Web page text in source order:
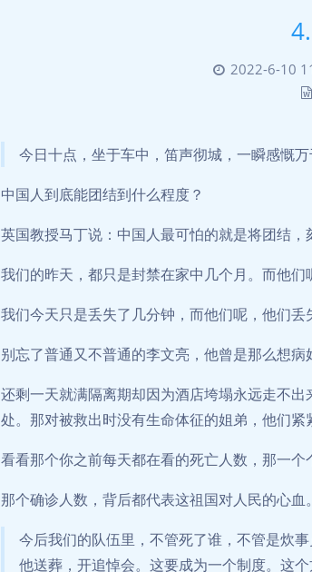
2022-6-10
今日十点，坐于车中，笛声彻城，一瞬感慨万
中国人到底能团结到什么程度？
英国教授马丁说：中国人最可怕的就是将团结，
我们的昨天，都只是封禁在家中几个月。而他们
我们今天只是丢失了几分钟，而他们呢，他们丢
别忘了普通又不普通的李文亮，他曾是那么想病
还剩一天就满隔离期却因为酒店垮塌永远走不
处。那对被救出时没有生命体征的姐弟，他们紧
看看那个你之前每天都在看的死亡人数，那一个
那个确诊人数，背后都代表这祖国对人民的心血。
今后我们的队伍里，不管死了谁，不管是炊
他送葬，开追悼会。这要成为一个制度。这